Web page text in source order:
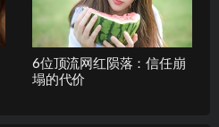
6位顶流网红陨落：信任崩
塌的代价